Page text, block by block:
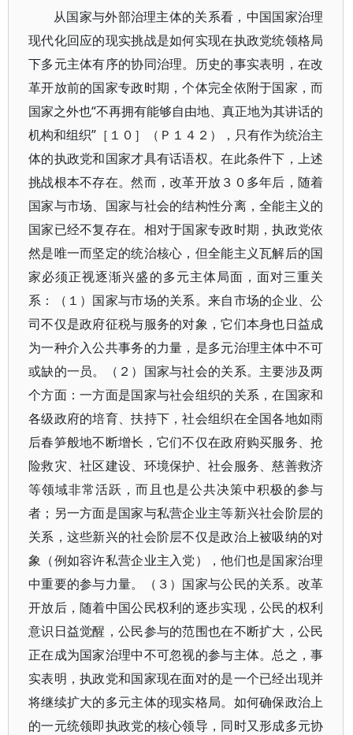
从国家与外部治理主体的关系看，中国国家治理
现代化回应的现实挑战是如何实现在执政党统领格局
下多元主体有序的协同治理。历史的事实表明，在改
革开放前的国家专政时期，个体完全依附于国家，而
国家之外也“不再拥有能够自由地、真正地为其讲话的
机构和组织”［１０］（Ｐ１４２），只有作为统治主
体的执政党和国家才具有话语权。在此条件下，上述
挑战根本不存在。然而，改革开放３０多年后，随着
国家与市场、国家与社会的结构性分离，全能主义的
国家已经不复存在。相对于国家专政时期，执政党依
然是唯一而坚定的统治核心，但全能主义瓦解后的国
家必须正视逐渐兴盛的多元主体局面，面对三重关
系：（１）国家与市场的关系。来自市场的企业、公
司不仅是政府征税与服务的对象，它们本身也日益成
为一种介入公共事务的力量，是多元治理主体中不可
或缺的一员。（２）国家与社会的关系。主要涉及两
个方面：一方面是国家与社会组织的关系，在国家和
各级政府的培育、扶持下，社会组织在全国各地如雨
后春笋般地不断增长，它们不仅在政府购买服务、抢
险救灾、社区建设、环境保护、社会服务、慈善救济
等领域非常活跃，而且也是公共决策中积极的参与
者；另一方面是国家与私营企业主等新兴社会阶层的
关系，这些新兴的社会阶层不仅是政治上被吸纳的对
象（例如容许私营企业主入党），他们也是国家治理
中重要的参与力量。（３）国家与公民的关系。改革
开放后，随着中国公民权利的逐步实现，公民的权利
意识日益觉醒，公民参与的范围也在不断扩大，公民
正在成为国家治理中不可忽视的参与主体。总之，事
实表明，执政党和国家现在面对的是一个已经出现并
将继续扩大的多元主体的现实格局。如何确保政治上
的一元统领即执政党的核心领导，同时又形成多元协